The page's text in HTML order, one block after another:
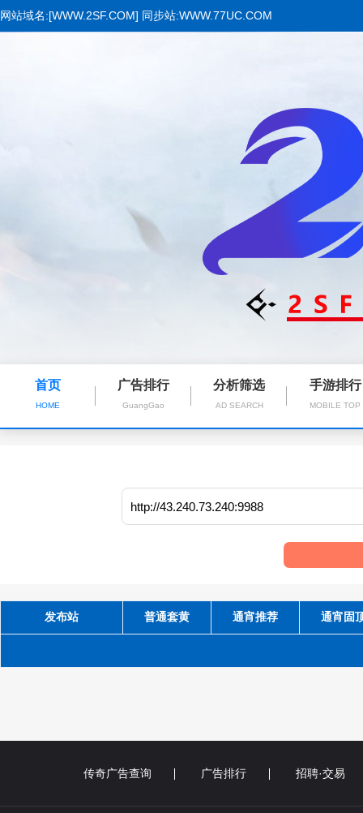
网站域名:[WWW.2SF.COM] 同步站:WWW.77UC.COM
首页
HOME
广告排行
GuangGao
分析筛选
AD SEARCH
手游排行
MOBILE TOP
发布站 普通套黄 通宵推荐 通宵固
传奇广告查询 广告排行 招聘·交易